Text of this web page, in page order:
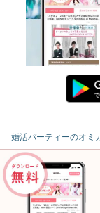
婚活パーティーのオミ